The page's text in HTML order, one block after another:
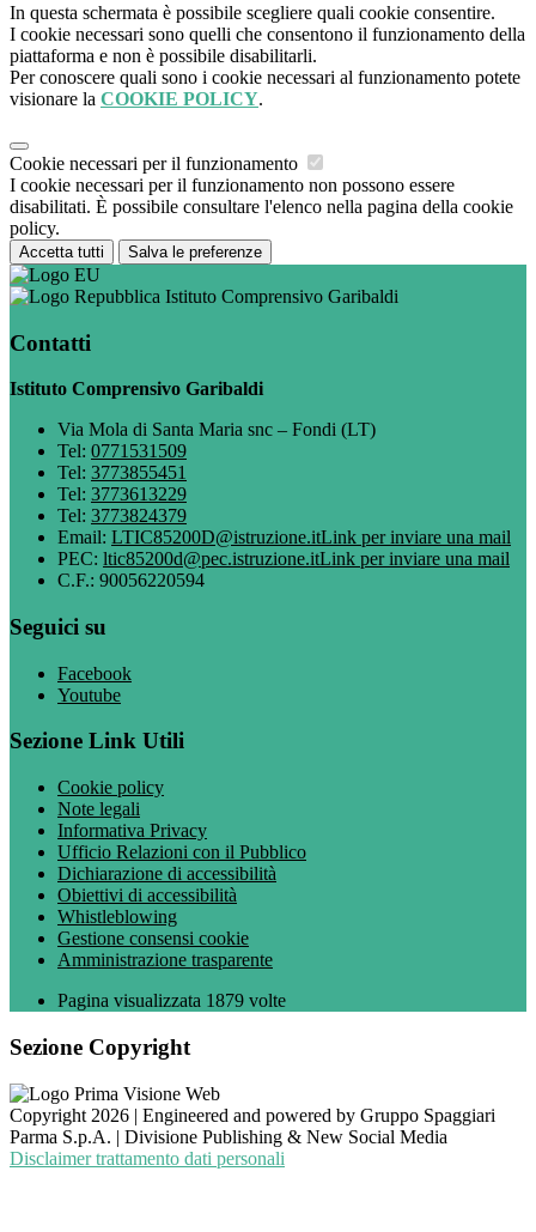
In questa schermata è possibile scegliere quali cookie consentire.
I cookie necessari sono quelli che consentono il funzionamento della
piattaforma e non è possibile disabilitarli.
Per conoscere quali sono i cookie necessari al funzionamento potete
visionare la COOKIE POLICY.
Cookie necessari per il funzionamento
I cookie necessari per il funzionamento non possono essere
disabilitati. È possibile consultare l'elenco nella pagina della cookie
policy.
Accetta tutti Salva le preferenze
Istituto Comprensivo Garibaldi
Contatti
Istituto Comprensivo Garibaldi
Via Mola di Santa Maria snc – Fondi (LT)
Tel: 0771531509
Tel: 3773855451
Tel: 3773613229
Tel: 3773824379
Email: LTIC85200D@istruzione.itLink per inviare una mail
PEC: ltic85200d@pec.istruzione.itLink per inviare una mail
C.F.: 90056220594
Seguici su
Facebook
Youtube
Sezione Link Utili
Cookie policy
Note legali
Informativa Privacy
Ufficio Relazioni con il Pubblico
Dichiarazione di accessibilità
Obiettivi di accessibilità
Whistleblowing
Gestione consensi cookie
Amministrazione trasparente
Pagina visualizzata 1879 volte
Sezione Copyright
Copyright 2026 | Engineered and powered by Gruppo Spaggiari
Parma S.p.A. | Divisione Publishing & New Social Media
Disclaimer trattamento dati personali